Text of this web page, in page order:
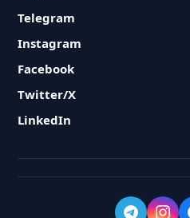
Telegram
Instagram
Facebook
Twitter/X
LinkedIn